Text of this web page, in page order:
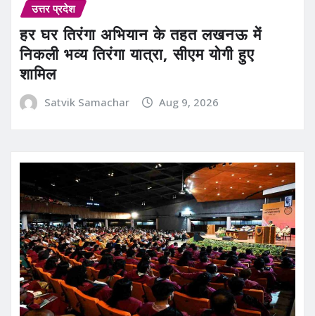
उत्तर प्रदेश
हर घर तिरंगा अभियान के तहत लखनऊ में
निकली भव्य तिरंगा यात्रा, सीएम योगी हुए
शामिल
Satvik Samachar Aug 9, 2026